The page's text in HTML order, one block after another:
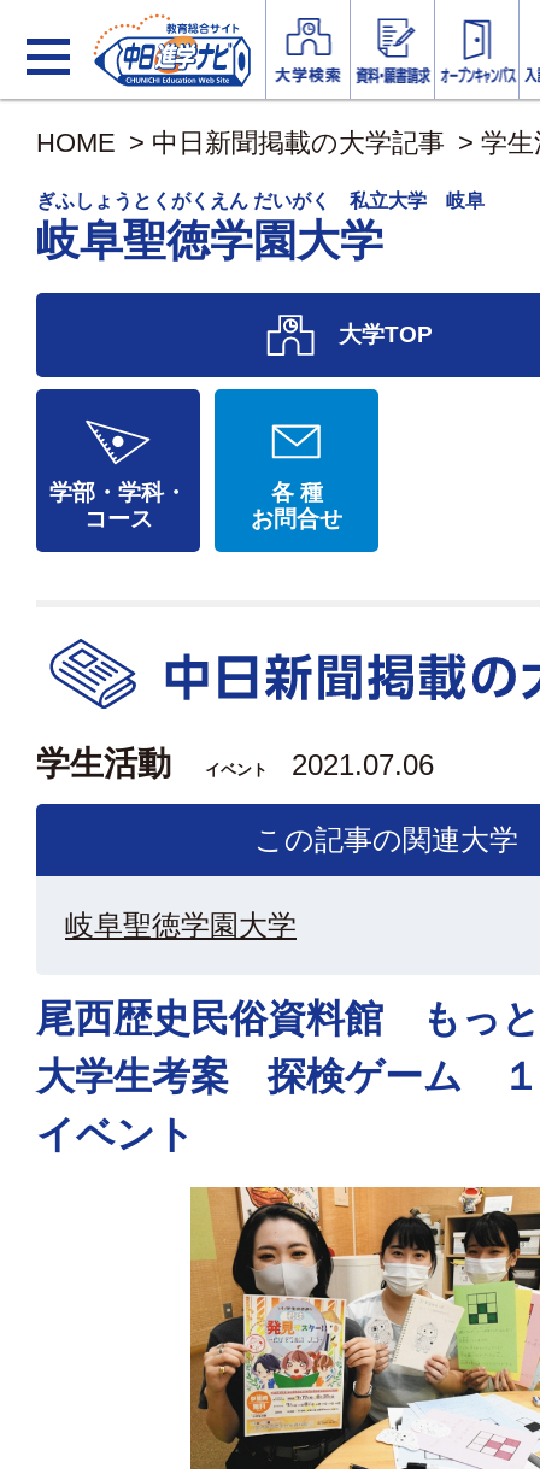
HOME > 中日新聞掲載の大学記事 > 学
ぎふしょうとくがくえん だいがく 私立大学 岐阜
岐阜聖徳学園大学
大学TOP
学部・学科・
コース
各 種
お問合せ
学生活動 イベント 2021.07.06
この記事の関連大学
岐阜聖徳学園大学
尾西歴史民俗資料館 もっ
大学生考案 探検ゲーム １
イベント